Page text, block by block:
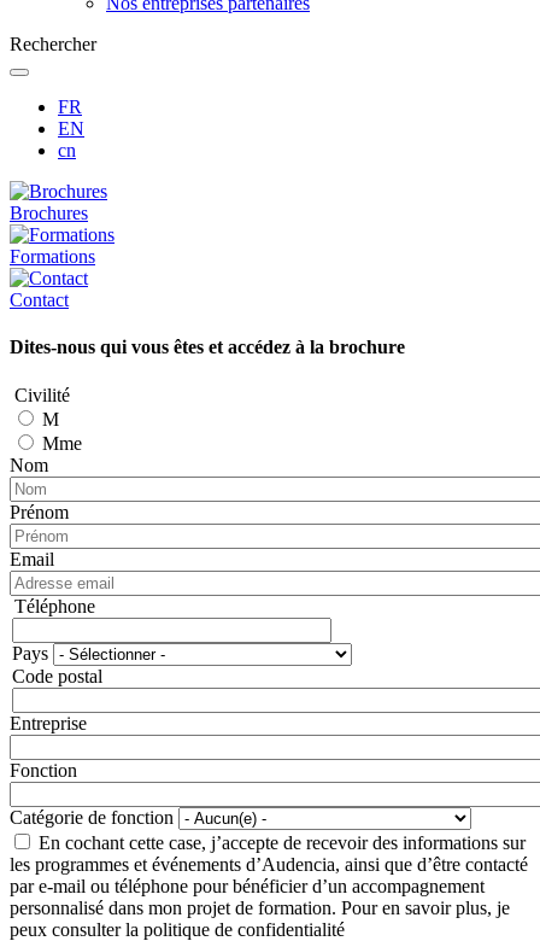
Rechercher
FR
EN
cn
Brochures
Formations
Contact
Dites-nous qui vous êtes et accédez à la brochure
Civilité
M
Mme
Nom
Prénom
Email
Téléphone
Adresse
Pays
Code postal
Entreprise
Fonction
Catégorie de fonction
En cochant cette case, j’accepte de recevoir des informations sur
les programmes et événements d’Audencia, ainsi que d’être contacté
par e-mail ou téléphone pour bénéficier d’un accompagnement
personnalisé dans mon projet de formation. Pour en savoir plus, je
peux consulter la politique de confidentialité